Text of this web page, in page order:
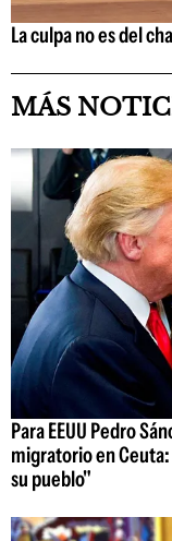
La culpa no es del
MÁS
Para EEUU Pedro
migratorio en
su pueblo"